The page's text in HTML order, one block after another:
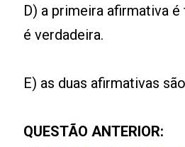
D) a primeira afirmativa é
é verdadeira.
E) as duas afirmativas
QUESTÃO ANTERIOR: